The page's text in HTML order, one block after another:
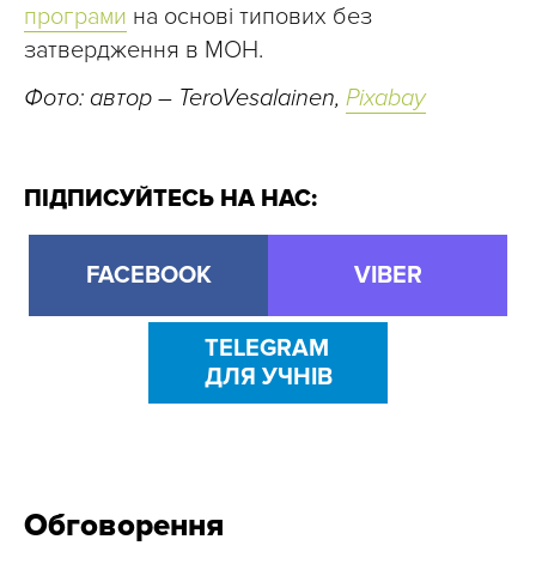
програми на основі типових без
затвердження в МОН.
Фото: автор – TeroVesalainen, Pixabay
ПІДПИСУЙТЕСЬ НА НАС:
FACEBOOK VIBER
TELEGRAM
ДЛЯ УЧНІВ
Обговорення